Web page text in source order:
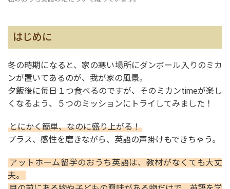
はじめに
冬の時期になると、家の寒い場所にダンボール入りのミカ
ンが置いてあるのが、我が家の風景。
夕飯後に毎日１つ食べるのですが、そのミカンtimeが楽し
くなるよう、５つのミッションにトライしてみました！
とにかく簡単、なのに盛り上がる！
プラス、感性を磨きながら、英語の声掛けもできちゃう。
アットホーム留学のおうち英語は、教材がなくても大丈
夫。